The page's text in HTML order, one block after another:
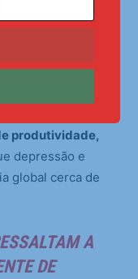
dos transtornos
os custos com
produtividade,
depressão e
global cerca de
A
DE